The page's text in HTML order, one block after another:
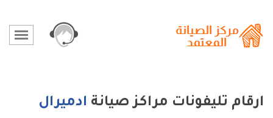
ارقام تليفونات مراكز صيانة ادميرال